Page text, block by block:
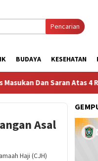
Pencarian
BUDAYA KESEHATAN
Atas 4 Raperda Non-
Asal
Haji (CJH)